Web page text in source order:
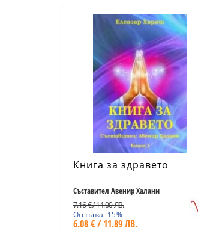
Книга за здравето
Съставител Авенир Халани
7.16 € / 14.00 ЛВ.
Отстъпка - 15 %
6.08 € / 11.89 ЛВ.